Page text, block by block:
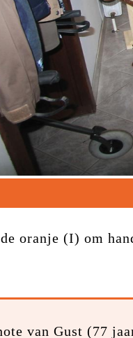
oranje(I) om
van Gust (77